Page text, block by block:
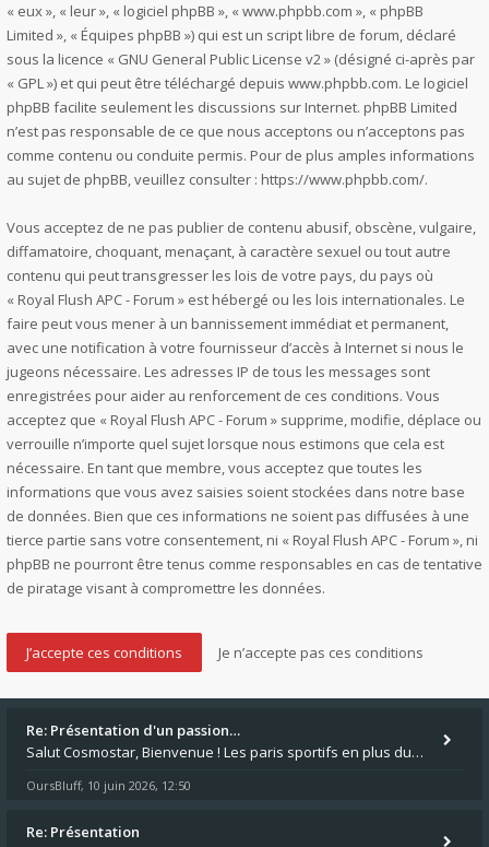
« eux », « leur », « logiciel phpBB », « www.phpbb.com », « phpBB
Limited », « Équipes phpBB ») qui est un script libre de forum, déclaré
sous la licence « GNU General Public License v2» (désigné ci-après par
« GPL ») et qui peut être téléchargé depuis www.phpbb.com. Le logiciel
phpBB facilite seulement les discussions sur Internet. phpBB Limited
n’est pas responsable de ce que nous acceptons ou n’acceptons pas
comme contenu ou conduite permis. Pour de plus amples informations
au sujet de phpBB, veuillez consulter : https://www.phpbb.com/.
Vous acceptez de ne pas publier de contenu abusif, obscène, vulgaire,
diffamatoire, choquant, menaçant, à caractère sexuel ou tout autre
contenu qui peut transgresser les lois de votre pays, du pays où
« Royal Flush APC - Forum » est hébergé ou les lois internationales. Le
faire peut vous mener à un bannissement immédiat et permanent,
avec une notification à votre fournisseur d’accès à Internet si nous le
jugeons nécessaire. Les adresses IP de tous les messages sont
enregistrées pour aider au renforcement de ces conditions. Vous
acceptez que « Royal Flush APC - Forum » supprime, modifie, déplace ou
verrouille n’importe quel sujet lorsque nous estimons que cela est
nécessaire. En tant que membre, vous acceptez que toutes les
informations que vous avez saisies soient stockées dans notre base
de données. Bien que ces informations ne soient pas diffusées à une
tierce partie sans votre consentement, ni « Royal Flush APC - Forum », ni
phpBB ne pourront être tenus comme responsables en cas de tentative
de piratage visant à compromettre les données.
Re: Présentation d'un passion…
Salut Cosmostar, Bienvenue ! Les paris sportifs en plus du poker, c'est ce que je fais aussi. Surtout la NBA, je mise su
OursBluff, 10 juin 2026, 12:50
Re: Présentation